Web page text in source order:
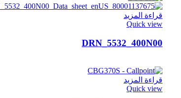
قراءة المزيد
Quick view
DRN_5532_400N00
قراءة المزيد
Quick view